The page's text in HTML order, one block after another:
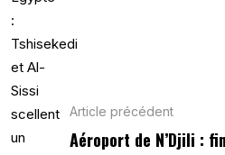
Article précédent
Aéroport de N’Djili :